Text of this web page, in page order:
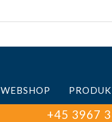
WEBSHOP
+45 3967